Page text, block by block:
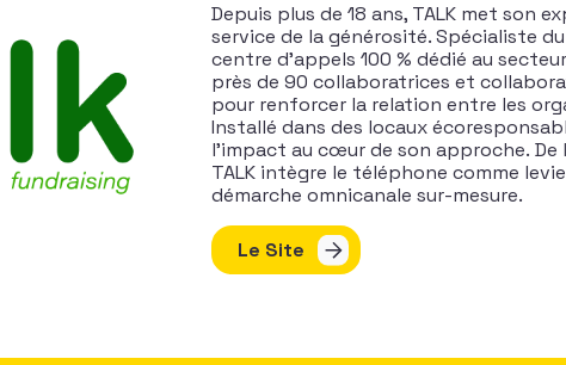
Depuis plus de 18 ans, TALK met son
service de la générosité. Spécialiste
centre d’appels 100 % dédié au
près de 90 collaboratrices et
pour renforcer la relation entre les
Installé dans des locaux
l’impact au cœurde son approche. De
TALK intègre le téléphone comme le
démarche omnicanale sur-mesure.
Le Site